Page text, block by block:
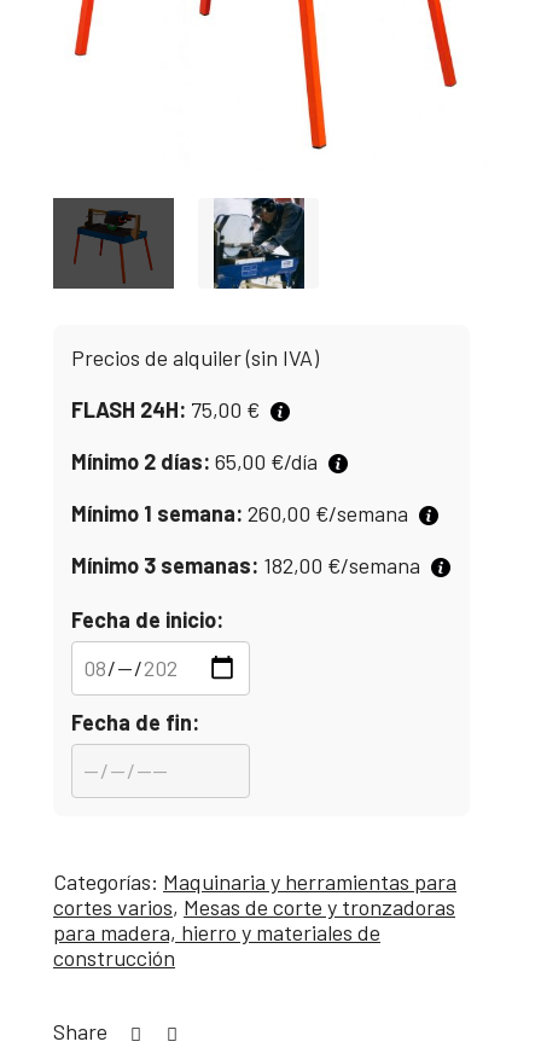
Precios de alquiler (sin IVA)
FLASH 24H: 75,00 €
Mínimo 2 días: 65,00 €/día
Mínimo 1 semana: 260,00 €/semana
Mínimo 3 semanas: 182,00 €/semana
Fecha de inicio:
Fecha de fin:
Categorías: Maquinaria y herramientas para
cortes varios, Mesas de corte y tronzadoras
para madera, hierro y materiales de
construcción
Share